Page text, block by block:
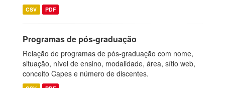
CSV PDF
Programas de pós-graduação
Relação de programas de pós-graduação com nome,
situação, nível de ensino, modalidade, área, sítio web,
conceito Capes e número de discentes.